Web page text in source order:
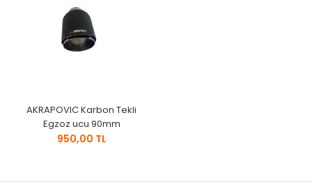
AKRAPOVIC Karbon Tekli
Egzoz ucu 90mm
950,00 TL